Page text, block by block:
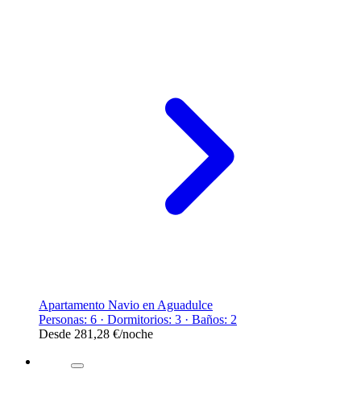
Apartamento Navio en Aguadulce
Personas: 6 · Dormitorios: 3 · Baños: 2
Desde 281,28 €/noche